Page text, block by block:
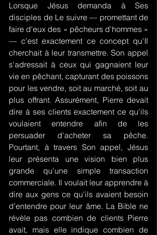
Lorsque Jésus demanda à Ses
disciples de Le suivre — promettant de
faire d'eux des « pêcheurs d'hommes »
— c'est exactement ce concept qu'Il
cherchait à leur transmettre. Son appel
s'adressait à ceux qui gagnaient leur
vie en pêchant, capturant des poissons
pour les vendre, soit au marché, soit au
plus offrant. Assurément, Pierre devait
dire à ses clients exactement ce qu'ils
voulaient entendre afin de les
persuader d'acheter sa pêche.
Pourtant, à travers Son appel, Jésus
leur présenta une vision bien plus
grande qu'une simple transaction
commerciale. Il voulait leur apprendre à
dire aux gens ce qu'ils avaient besoin
d'entendre pour leur âme. La Bible ne
révèle pas combien de clients Pierre
avait, mais elle indique combien de